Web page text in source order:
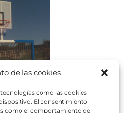
de las cookies
como las cookies
El consentimiento
como el comportamiento de